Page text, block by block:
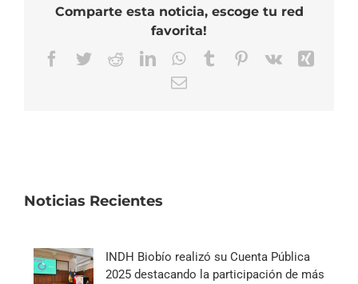
Comparte esta noticia, escoge tu red
favorita!
Facebook
TwitterRedditLinkedInWhatsApp
TumblrPinterest
Vk
Correo
Noticias Recientes
INDH Biobío realizó su Cuenta Pública
2025 destacando la participación de más